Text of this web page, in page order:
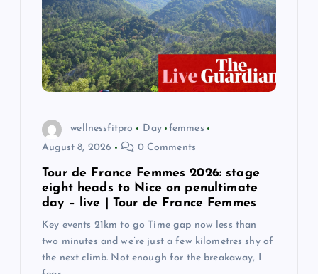
wellnessfitpro Day
femmes
August 8, 2026
0 Comments
Tour de France Femmes 2026: stage
eight heads to Nice on penultimate
day – live | Tour de France Femmes
Key events 21km to go Time gap now less than
two minutes and we’re just a few kilometres shy of
the next climb. Not enough for the breakaway, I